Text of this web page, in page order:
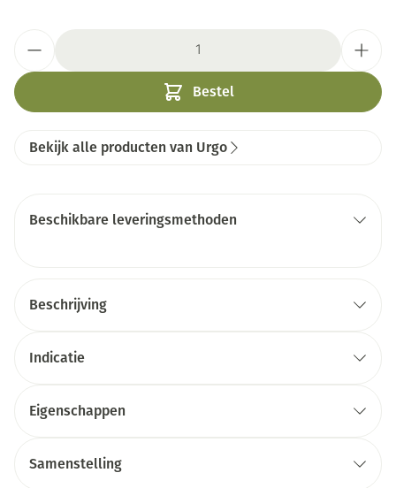
Bestel
Bekijk alle producten van Urgo
Beschikbare leveringsmethoden
Beschrijving
Indicatie
Eigenschappen
Samenstelling